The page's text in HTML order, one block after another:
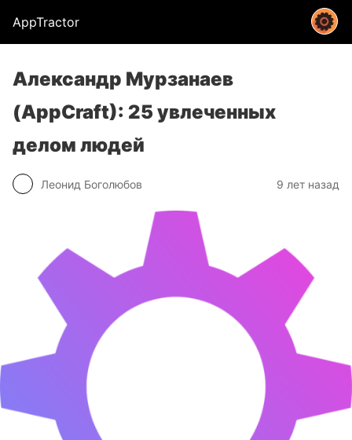
AppTractor
Александр Мурзанаев
(AppCraft): 25 увлеченных
делом людей
Леонид Боголюбов 9 лет назад